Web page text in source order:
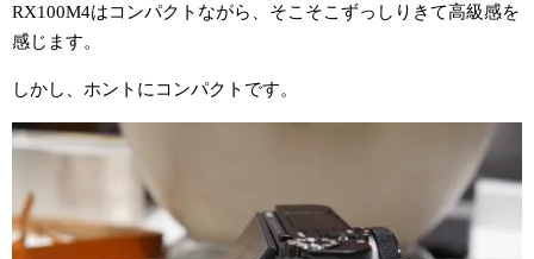
RX100M4はコンパクトながら、そこそこずっしりきて高級感を
感じます。
しかし、ホントにコンパクトです。